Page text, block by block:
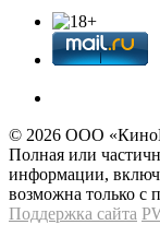
© 2026 OOО
Полная или
информации,
возможна только с
Поддержка сайта